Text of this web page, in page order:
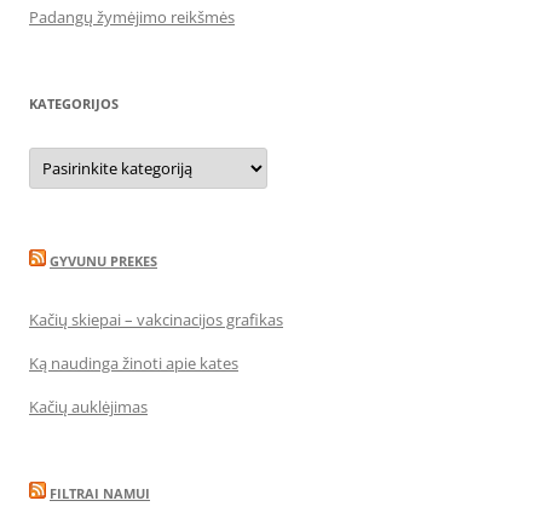
Padangų žymėjimo reikšmės
KATEGORIJOS
Kategorijos
GYVUNU PREKES
Kačių skiepai – vakcinacijos grafikas
Ką naudinga žinoti apie kates
Kačių auklėjimas
FILTRAI NAMUI